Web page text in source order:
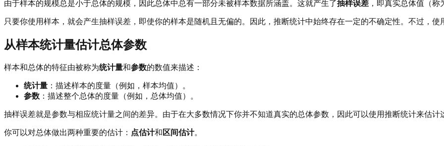
由于样本的规模总是小于总体的规模，因此总体中总有一部分未被样本数据所涵盖。这就产生了抽样误差 ，即真实总体值（称
只要你使用样本，就会产生抽样误差，即使你的样本是随机且无偏的。因此，推断统计中始终存在一定的不确定性。不过，使
从样本统计量估计总体参数
样本和总体的特征由被称为统计量和参数的数值来描述：
统计量 ：描述样本的度量（例如，样本均值）。
参数 ：描述整个总体的度量（例如，总体均值）。
抽样误差就是参数与相应统计量之间的差异。由于在大多数情况下你并不知道真实的总体参数，因此可以使用推断统计来估计
你可以对总体做出两种重要的估计： 点估计和 区间估计。